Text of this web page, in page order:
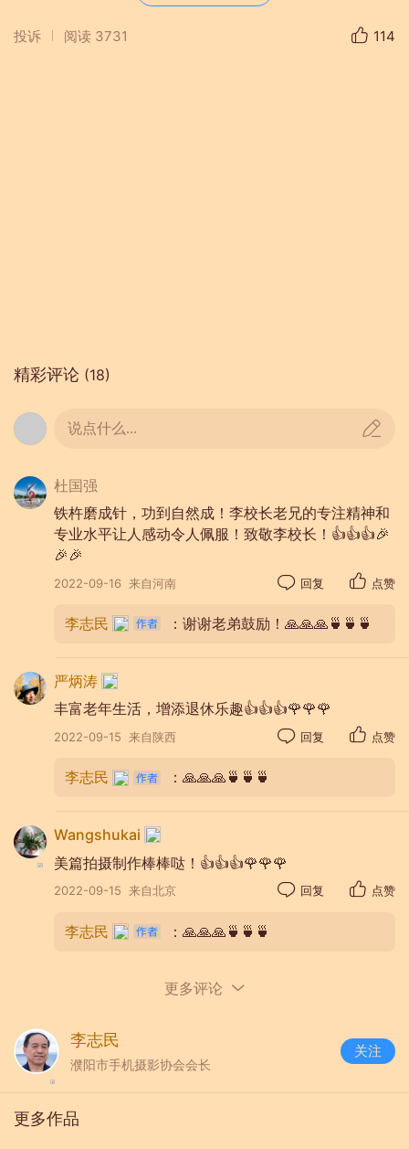
投诉 阅读 3731 114
精彩评论 (18)
说点什么...
杜国强
铁杵磨成针，功到自然成！李校长老兄的专注精神和
专业水平让人感动令人佩服！致敬李校长！👍👍👍🎉
🎉🎉
2022-09-16 来自河南 回复 点赞
李志民 ：谢谢老弟鼓励！🙏🙏🙏🍵🍵🍵
严炳涛
丰富老年生活，增添退休乐趣👍👍👍🌹🌹🌹
2022-09-15 来自陕西 回复 点赞
李志民 ：🙏🙏🙏🍵🍵🍵
Wangshukai
美篇拍摄制作棒棒哒！👍👍👍🌹🌹🌹
2022-09-15 来自北京 回复 点赞
李志民 ：🙏🙏🙏🍵🍵🍵
更多评论
李志民
濮阳市手机摄影协会会长
关注
更多作品